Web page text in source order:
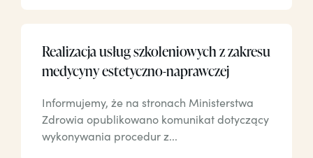
Realizacja usług szkoleniowych z zakresu
medycyny estetyczno-naprawczej
Informujemy, że na stronach Ministerstwa
Zdrowia opublikowano komunikat dotyczący
wykonywania procedur z...